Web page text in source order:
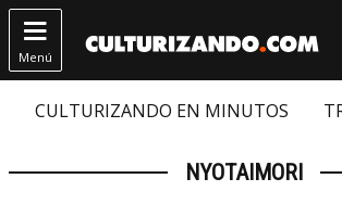

Menú
CULTURIZANDO EN MINUTOS
NYOTAIMORI